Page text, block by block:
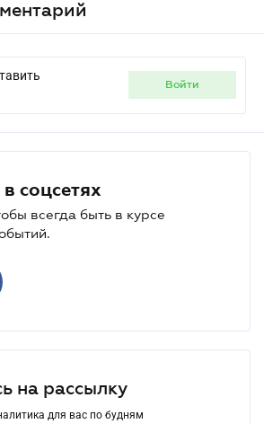
войти
соцсетях
всегда быть в курсе
на рассылку
для вас по будням